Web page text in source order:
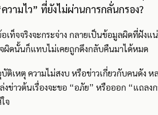
ามไว” ที่ยังไม่ผ่านการกลั่นกรอง?
ท็จจริงจะกระจ่าง กลายเป็นข้อมูลผิดที่ฝัง
ผิดนั้นก็แทบไม่เคยถูกดึงกลับคืนมาได้หมด
เหตุ ความไม่สงบ หรือข่าวเกี่ยวกับคนดัง ห
ข่าวต้นเรื่องจะขอ “อภัย” หรือออก “แถลง
จ